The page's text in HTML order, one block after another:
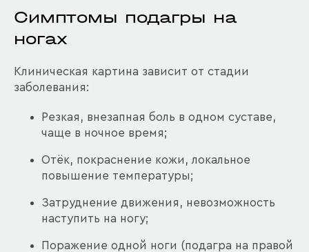
Симптомы подагры на
ногах
Клиническая картина зависит от стадии
заболевания:
Резкая, внезапная боль в одном суставе,
чаще в ночное время;
Отёк, покраснение кожи, локальное
повышение температуры;
Затруднение движения, невозможность
наступить на ногу;
Поражение одной ноги (подагра на правой